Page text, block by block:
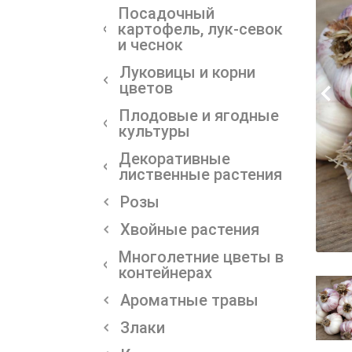
Посадочный
картофель, лук-севок
и чеснок
Луковицы и корни
цветов
Плодовые и ягодные
культуры
Декоративные
лиственные растения
Розы
Хвойные растения
Многолетние цветы в
контейнерах
Ароматные травы
Злаки